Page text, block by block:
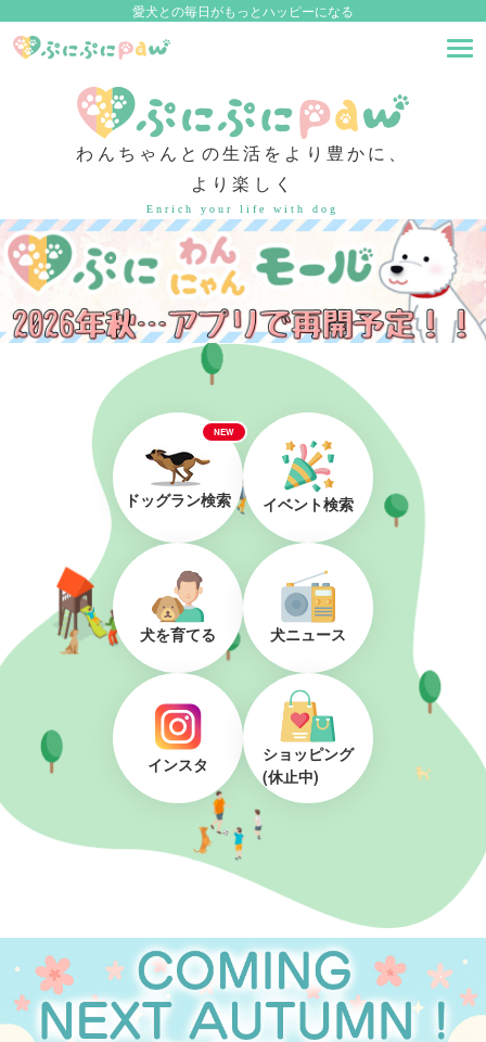
愛犬との毎日がもっとハッピーになる
わんちゃんとの生活をより豊かに、
より楽しく
Enrich your life with dog
NEW
ドッグラン検索 イベント検索
犬を育てる 犬ニュース
インスタ
ショッピング
(休止中)